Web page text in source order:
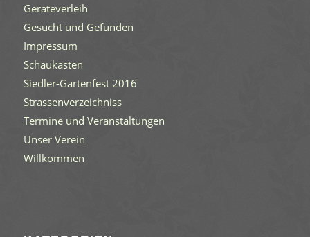
Geräteverleih
Gesucht und Gefunden
Impressum
Schaukasten
Siedler-Gartenfest 2016
Strassenverzeichniss
Termine und Veranstaltungen
Unser Verein
Willkommen